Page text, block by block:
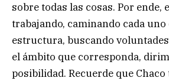
sobre todas las cosas. Por ende,
trabajando, caminando cada
estructura, buscando
el ámbito que corresponda,
posibilidad. Recuerde que Chaco